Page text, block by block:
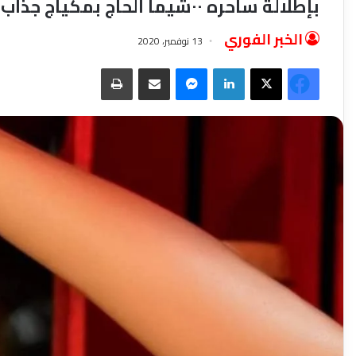
الخبر الفوري 13 نوفمبر، 2020
فيسبوك‫X لينكدإن ماسنجر مشاركة عبر البريد طباعة